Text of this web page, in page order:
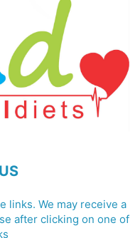
links. We may receive a
after clicking on one of